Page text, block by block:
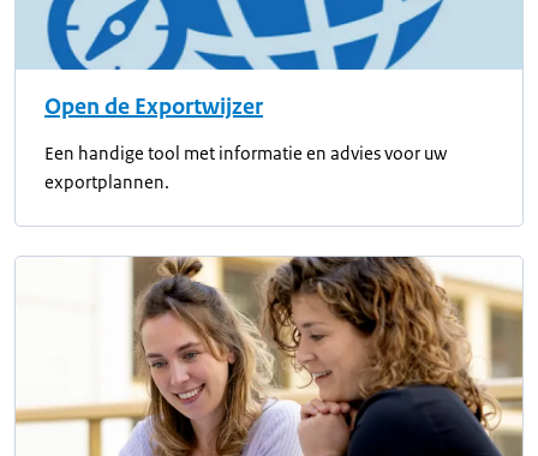
Open de Exportwijzer
Een handige tool met informatie en advies voor uw
exportplannen.